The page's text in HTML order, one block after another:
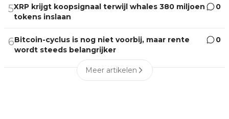
5XRP krijgt koopsignaal terwijl whales 380 miljoen
tokens inslaan
0
6Bitcoin-cyclus is nog niet voorbij, maar rente
wordt steeds belangrijker
0
Meer artikelen